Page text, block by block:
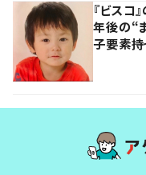
『ビスコ
年後の“
子要素持